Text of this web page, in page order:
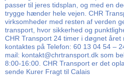
passer til jeres tidsplan, og med en
trygge hænder hele vejen. CHR
virksomheder med resten af verden
transport, hvor sikkerhed og
CHR Transport 24 timer i døgnet
kontaktes på Telefon: 60 13 04 54 –
mail: kontakt@chrtransport.dk som
8:00-16:00. CHR Transport er det
sende Kurer Fragt til Calais